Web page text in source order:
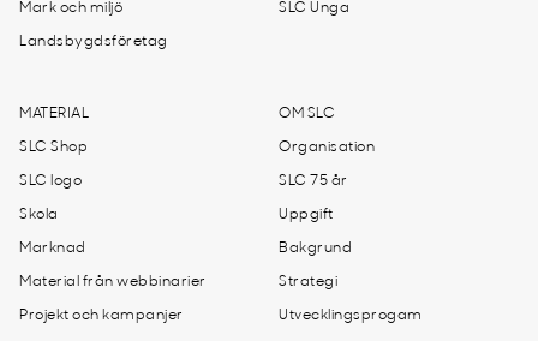
Mark och miljö
Landsbygdsföretag
SLC Unga
MATERIAL
SLC Shop
SLC logo
Skola
Marknad
Material från webbinarier
Projekt och kampanjer
OM SLC
Organisation
SLC 75 år
Uppgift
Bakgrund
Strategi
Utvecklingsprogam